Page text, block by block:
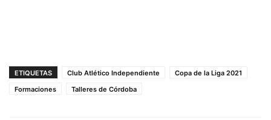
ETIQUETAS Club Atlético Independiente
Copa de la Liga 2021
Formaciones
Talleres de Córdoba